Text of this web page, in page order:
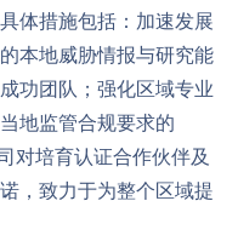
体措施包括：加速发展
本地威胁情报与研究能
功团队；强化区域专业
地监管合规要求的
对培育认证合作伙伴及
，致力于为整个区域提